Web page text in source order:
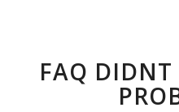
FAQ DIDNT